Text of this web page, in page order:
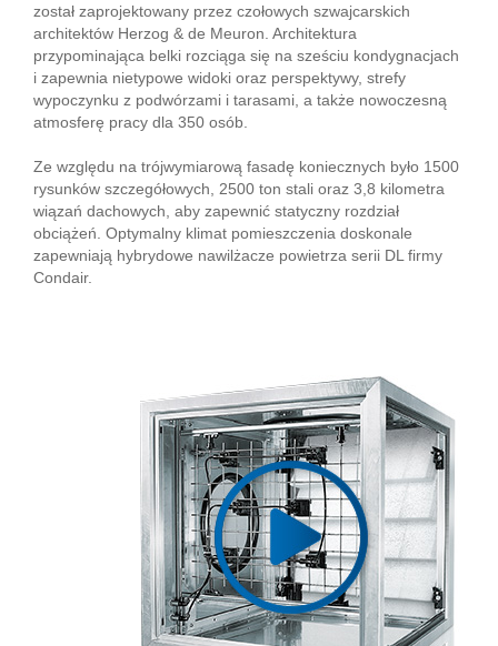
został zaprojektowany przez czołowych szwajcarskich
architektów Herzog & de Meuron. Architektura
przypominająca belki rozciąga się na sześciu kondygnacjach
i zapewnia nietypowe widoki oraz perspektywy, strefy
wypoczynku z podwórzami i tarasami, a także nowoczesną
atmosferę pracy dla 350 osób.
Ze względu na trójwymiarową fasadę koniecznych było 1500
rysunków szczegółowych, 2500 ton stali oraz 3,8 kilometra
wiązań dachowych, aby zapewnić statyczny rozdział
obciążeń. Optymalny klimat pomieszczenia doskonale
zapewniają hybrydowe nawilżacze powietrza serii DL firmy
Condair.